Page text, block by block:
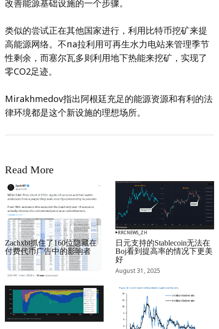
改善能源基础设施的一个步骤。
类似的尝试正在其他国家进行，利用比特币挖矿来提
高能源网络。不па拉利用可再生水力电站来管理季节
性剩余，而塞尔瓦多则利用地下热能来挖矿，实现了
零CO2足迹。
Mirakhmedov指出阿根廷充足的能源资源和有利的法
律环境都是这个新设施的理想场所。
Read More
RRCNEWS_ZH
Zachxbt抓住了160位隐藏在
付费代币广告中的影响者
September 01, 2025
RRCNEWS_ZH
日元支持的Stablecoin无法在
Boj看到提高率的情况下更美
好
August 31, 2025